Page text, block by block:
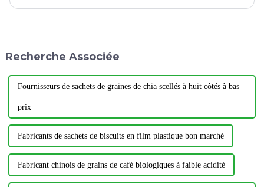
Recherche Associée
Fournisseurs de sachets de graines de chia scellés à huit côtés à bas
prix
Fabricants de sachets de biscuits en film plastique bon marché
Fabricant chinois de grains de café biologiques à faible acidité